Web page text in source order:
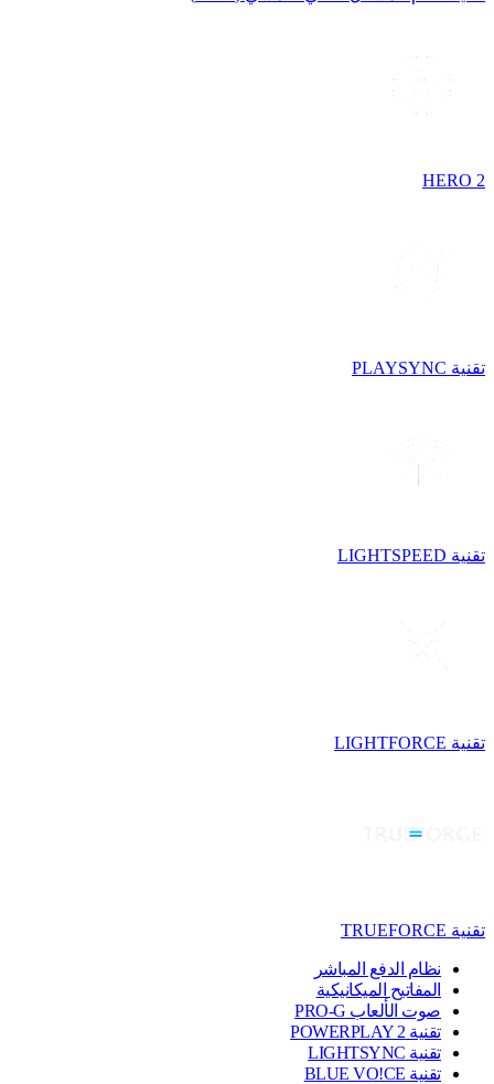
HERO 2
تقنية PLAYSYNC
تقنية LIGHTSPEED
تقنية LIGHTFORCE
تقنية TRUEFORCE
نظام الدفع المباشر
المفاتيح الميكانيكية
صوت الألعاب PRO-G
تقنية ‏POWERPLAY 2
تقنية LIGHTSYNC
تقنية BLUE VO!CE